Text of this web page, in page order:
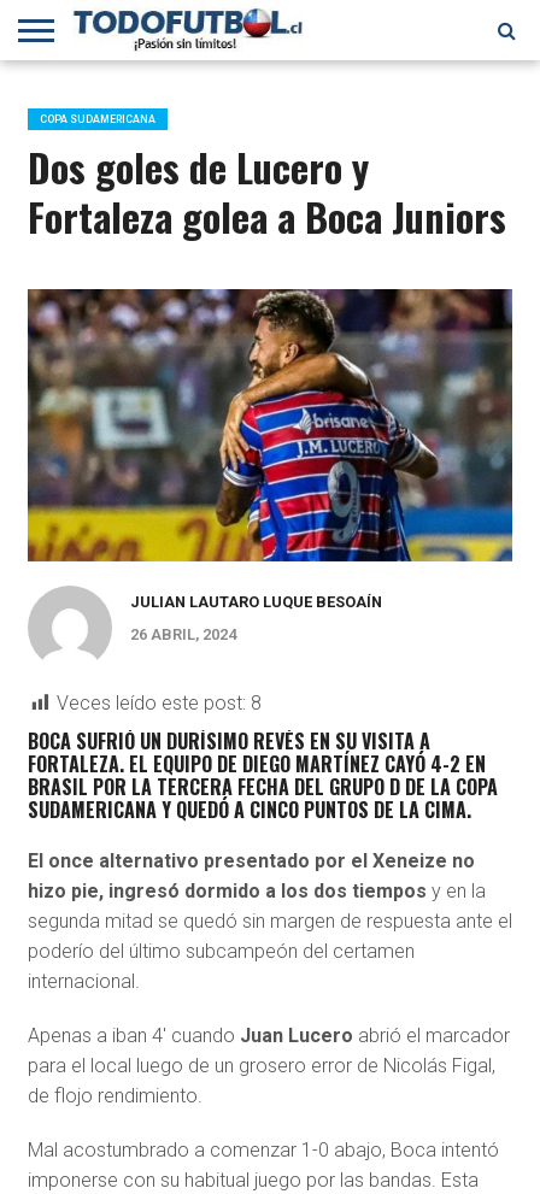
PRIMERA
B
SELECCIÓN
CHILENA
CHILENOS
EN EL
MUNDO
FÚTBOL
INTERNACIONAL
COPA SUDAMERICANA
Dos goles de Lucero y
Fortaleza golea a Boca Juniors
JULIAN LAUTARO LUQUE BESOAÍN
26 ABRIL, 2024
Veces leído este post: 8
BOCA SUFRIÓ UN DURÍSIMO REVÉS EN SU VISITA A
FORTALEZA. EL EQUIPO DE DIEGO MARTÍNEZ CAYÓ 4-2 EN
BRASIL POR LA TERCERA FECHA DEL GRUPO D DE LA COPA
SUDAMERICANAY QUEDÓ A CINCO PUNTOS DE LA CIMA.
El once alternativo presentado por el Xeneize no
hizo pie, ingresó dormido a los dos tiempos y en la
segunda mitad se quedó sin margen de respuesta ante el
poderío del último subcampeón del certamen
internacional.
Apenas a iban 4′ cuando Juan Lucero abrió el marcador
para el local luego de un grosero error de Nicolás Figal,
de flojo rendimiento.
Mal acostumbrado a comenzar 1-0 abajo, Boca intentó
imponerse con su habitual juego por las bandas. Esta